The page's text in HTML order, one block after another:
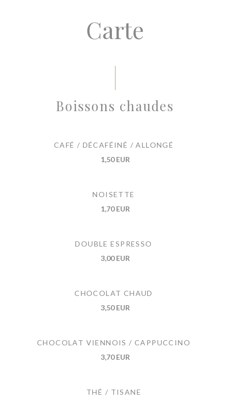
Carte
Boissons chaudes
CAFÉ / DÉCAFÉINÉ / ALLONGÉ
1,50 EUR
NOISETTE
1,70 EUR
DOUBLE ESPRESSO
3,00 EUR
CHOCOLAT CHAUD
3,50 EUR
CHOCOLAT VIENNOIS / CAPPUCCINO
3,70 EUR
THÉ / TISANE